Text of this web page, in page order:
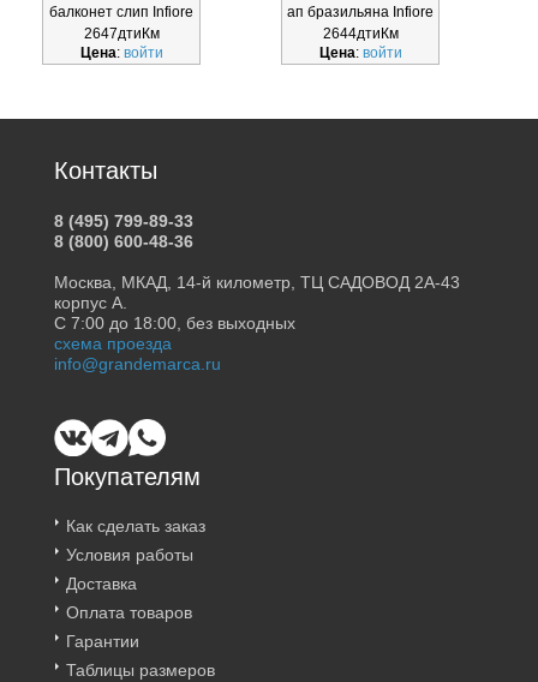
балконет слип Infiore
2647дтиКм
Цена: войти
ап бразильяна Infiore
2644дтиКм
Цена: войти
Покупателям
Как сделать заказ
Условия работы
Доставка
Оплата товаров
Гарантии
Таблицы размеров
Контакты
8 (495) 799-89-33
8 (800) 600-48-36
Москва, МКАД, 14-й километр, ТЦ САДОВОД 2А-43
корпус А.
С 7:00 до 18:00, без выходных
схема проезда
info@grandemarca.ru